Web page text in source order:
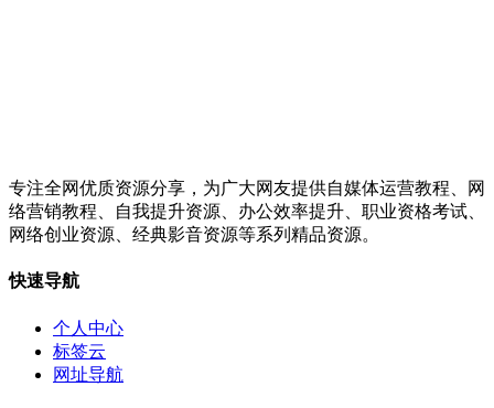
专注全网优质资源分享，为广大网友提供自媒体运营教程、网
络营销教程、自我提升资源、办公效率提升、职业资格考试、
网络创业资源、经典影音资源等系列精品资源。
快速导航
个人中心
标签云
网址导航